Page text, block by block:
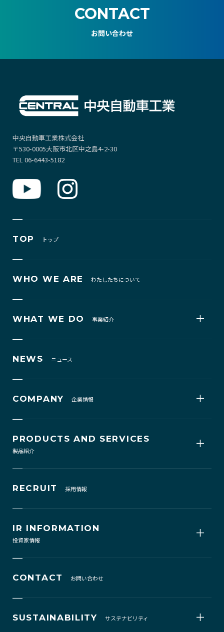
CONTACT
お問い合わせ
中央自動車工業株式会社
〒530-0005大阪市北区中之島4-2-30
TEL 06-6443-5182
TOP トップ
WHO WE ARE わたしたちについて
WHAT WE DO 事業紹介
NEWS ニュース
COMPANY 企業情報
PRODUCTS AND SERVICES
製品紹介
RECRUIT 採用情報
IR INFORMATION
投資家情報
CONTACT お問い合わせ
SUSTAINABILITY サステナビリティ